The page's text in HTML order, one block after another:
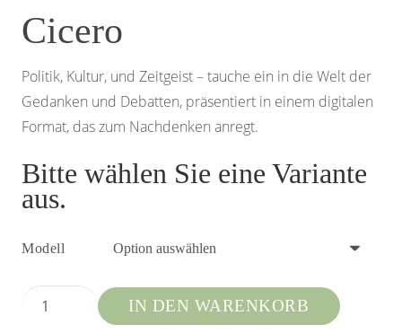
Cicero
Politik, Kultur, und Zeitgeist – tauche ein in die Welt der
Gedanken und Debatten, präsentiert in einem digitalen
Format, das zum Nachdenken anregt.
Bitte wählen Sie eine Variante
aus.
Modell
Cicero
IN DEN WARENKORB